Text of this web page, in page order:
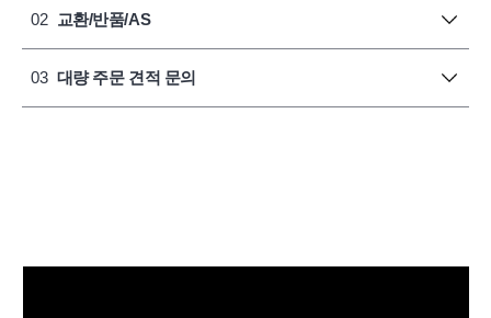
02 교환/반품/AS
03 대량 주문 견적 문의